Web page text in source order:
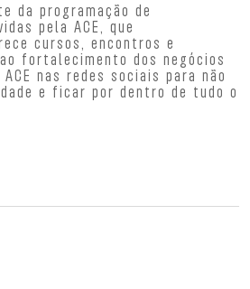
da programação de
pela ACE, que
cursos, encontros e
fortalecimento dos negócios
nas redes sociais para não
e ficar por dentro de tudo o